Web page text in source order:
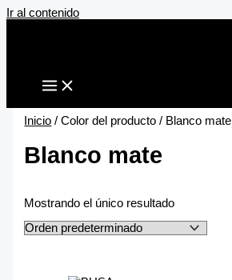
Ir al contenido
Inicio / Color del producto / Blanco mate
Blanco mate
Mostrando el único resultado